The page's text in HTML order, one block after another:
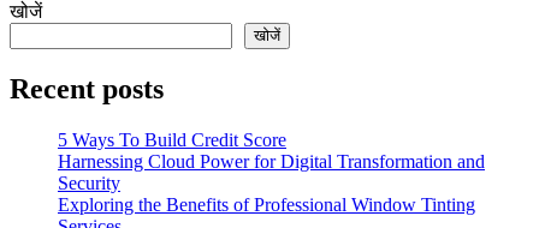
खोजें
खोजें
Recent posts
5 Ways To Build Credit Score
Harnessing Cloud Power for Digital Transformation and
Security
Exploring the Benefits of Professional Window Tinting